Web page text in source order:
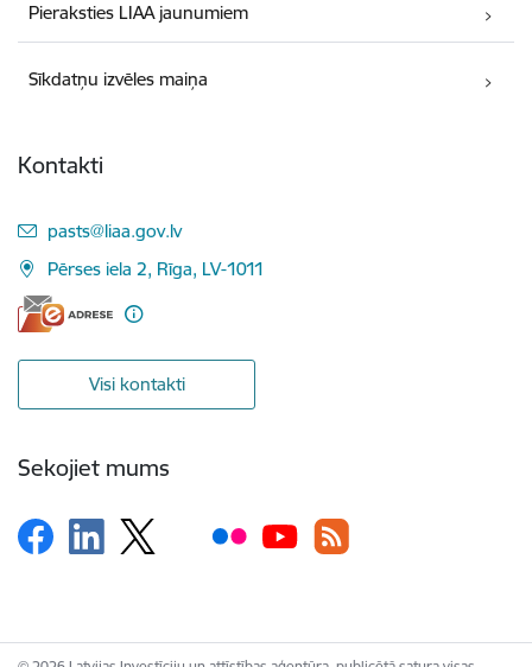
Pieraksties LIAA jaunumiem
Sīkdatņu izvēles maiņa
Kontakti
E-pasts:
pasts@liaa.gov.lv
Pērses iela 2, Rīga, LV-1011
Visi kontakti
Sekojiet mums